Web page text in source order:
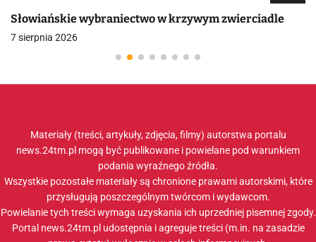
Słowiańskie wybraniectwo w krzywym zwierciadle
7 sierpnia 2026
Materiały (treści, artykuły, zdjęcia, filmy) autorstwa portalu
news.24tm.pl mogą być publikowane i powielane pod warunkiem
podania wyraźnego źródła.
Wszystkie pozostałe materiały są chronione prawami autorskimi, które
przysługują poszczególnym twórcom i wydawcom.
Powielanie tych treści wymaga uzyskania ich uprzedniej pisemnej zgody.
Portal news.24tm.pl udostępnia i agreguje treści (m.in. na zasadzie